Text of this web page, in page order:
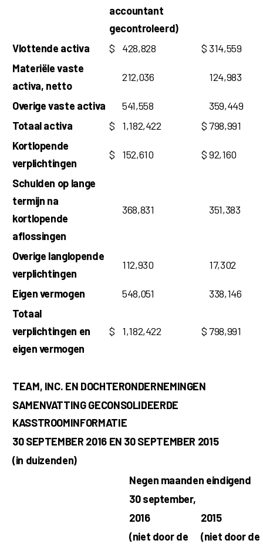
accountant
gecontroleerd)
Vlottende activa
$ 428,828 $ 314,559
Materiële vaste
activa, netto
212,036 124,983
Overige vaste activa 541,558
359,449
Totaal activa
$ 1,182,422 $ 798,991
Kortlopende
verplichtingen
$ 152,610 $92,160
Schulden op lange
termijn na
kortlopende
aflossingen
368,831 351,383
Overige langlopende
verplichtingen
112,930 17,302
Eigen vermogen 548,051
338,146
Totaal
verplichtingen en
eigen vermogen
$ 1,182,422 $ 798,991
TEAM, INC. EN DOCHTERONDERNEMINGEN
SAMENVATTING GECONSOLIDEERDE
KASSTROOMINFORMATIE
30 SEPTEMBER 2016 EN 30 SEPTEMBER 2015
(in duizenden)
Negen maanden eindigend
30 september,
2016
2015
(niet door de
(niet door de